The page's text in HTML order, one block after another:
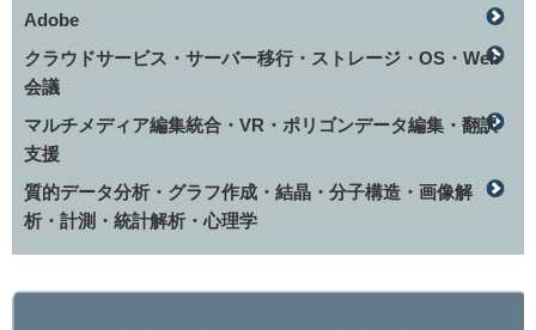
Adobe
クラウドサービス・サーバー移行・ストレージ・OS・Web
会議
マルチメディア編集統合・VR・ポリゴンデータ編集・翻訳
支援
質的データ分析・グラフ作成・結晶・分子構造・画像解
析・計測・統計解析・心理学